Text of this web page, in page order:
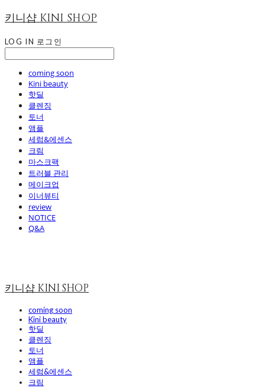
키니샵 KINI SHOP
LOG IN 로그인
coming soon
Kini beauty
핫딜
클렌징
토너
앰플
세럼&에센스
크림
마스크팩
트러블 관리
메이크업
이너뷰티
review
NOTICE
Q&A
키니샵 KINI SHOP
coming soon
Kini beauty
핫딜
클렌징
토너
앰플
세럼&에센스
크림